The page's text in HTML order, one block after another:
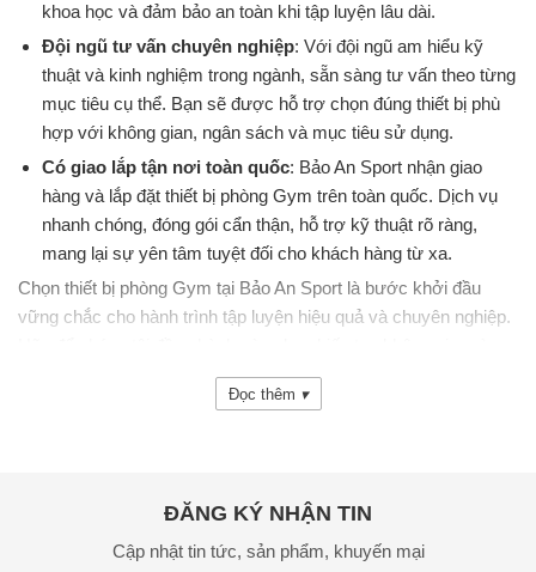
khoa học và đảm bảo an toàn khi tập luyện lâu dài.
Đội ngũ tư vấn chuyên nghiệp: Với đội ngũ am hiểu kỹ
thuật và kinh nghiệm trong ngành, sẵn sàng tư vấn theo từng
mục tiêu cụ thể. Bạn sẽ được hỗ trợ chọn đúng thiết bị phù
hợp với không gian, ngân sách và mục tiêu sử dụng.
Có giao lắp tận nơi toàn quốc: Bảo An Sport nhận giao
hàng và lắp đặt thiết bị phòng Gym trên toàn quốc. Dịch vụ
nhanh chóng, đóng gói cẩn thận, hỗ trợ kỹ thuật rõ ràng,
mang lại sự yên tâm tuyệt đối cho khách hàng từ xa.
Chọn thiết bị phòng Gym tại Bảo An Sport là bước khởi đầu
vững chắc cho hành trình tập luyện hiệu quả và chuyên nghiệp.
Đọc thêm ▾
ĐĂNG KÝ NHẬN TIN
Cập nhật tin tức, sản phẩm, khuyến mại